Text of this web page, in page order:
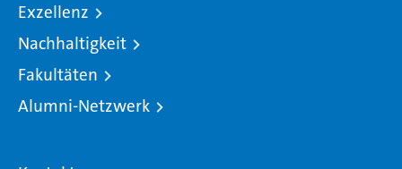
Exzellenz
Nachhaltigkeit
Fakultäten
Alumni-Netzwerk